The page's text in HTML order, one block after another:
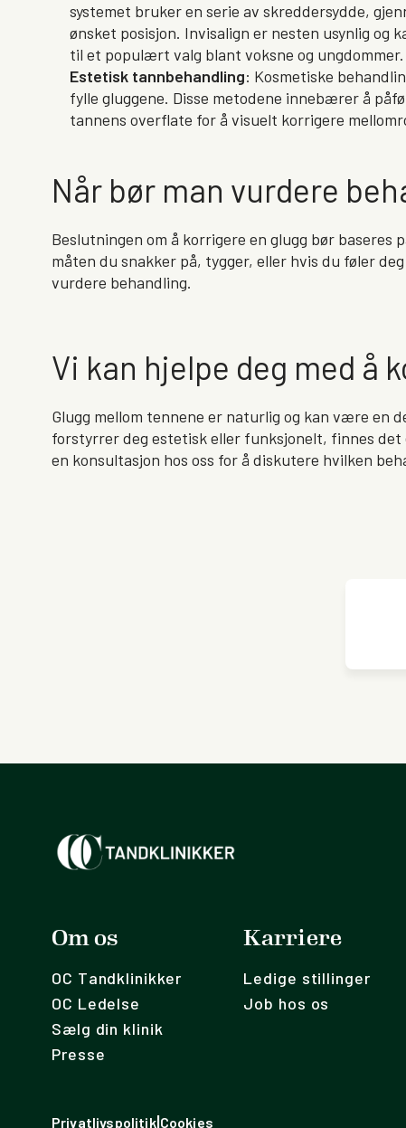
systemet bruker en serie av skreddersydde,
ønsket posisjon. Invisalign er nesten usynlig og
til et populært valg blant voksne og ungdommer.
Estetisk tannbehandling: Kosmetiske
fylle gluggene. Disse metodene innebærer å
tannens overflate for å visuelt korrigere
Når bør man vurdere
Beslutningen om å korrigere en glugg bør baseres
måten du snakker på, tygger, eller hvis du føler
vurdere behandling.
Vi kan hjelpe deg med å
Glugg mellom tennene er naturlig og kan være en
forstyrrer deg estetisk eller funksjonelt, finnes
en konsultasjon hos oss for å diskutere hvilken
Om os
OC Tandklinikker
OC Ledelse
Sælg din klinik
Presse
Karriere
Ledige stillinger
Job hos os
Privatlivspolitik|Cookies